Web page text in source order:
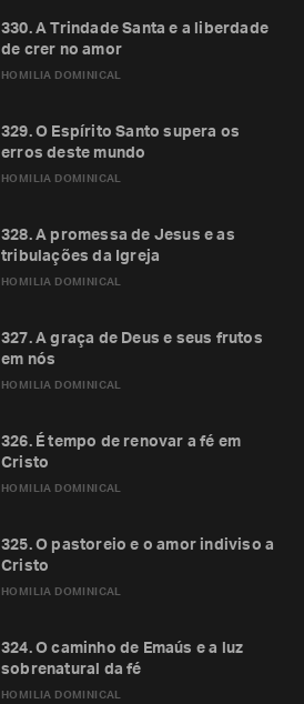
HOMILIA DOMINICAL
330. A Trindade Santa e a liberdade
de crer no amor
HOMILIA DOMINICAL
329. O Espírito Santo supera os
erros deste mundo
HOMILIA DOMINICAL
328. A promessa de Jesus e as
tribulações da Igreja
HOMILIA DOMINICAL
327. A graça de Deus e seus frutos
em nós
HOMILIA DOMINICAL
326. É tempo de renovar a fé em
Cristo
HOMILIA DOMINICAL
325. O pastoreio e o amor indiviso a
Cristo
HOMILIA DOMINICAL
324. O caminho de Emaús e a luz
sobrenatural da fé